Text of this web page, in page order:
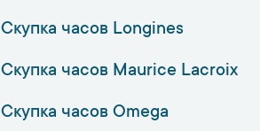
Скупка часов Longines
Скупка часов Maurice Lacroix
Скупка часов Оmega